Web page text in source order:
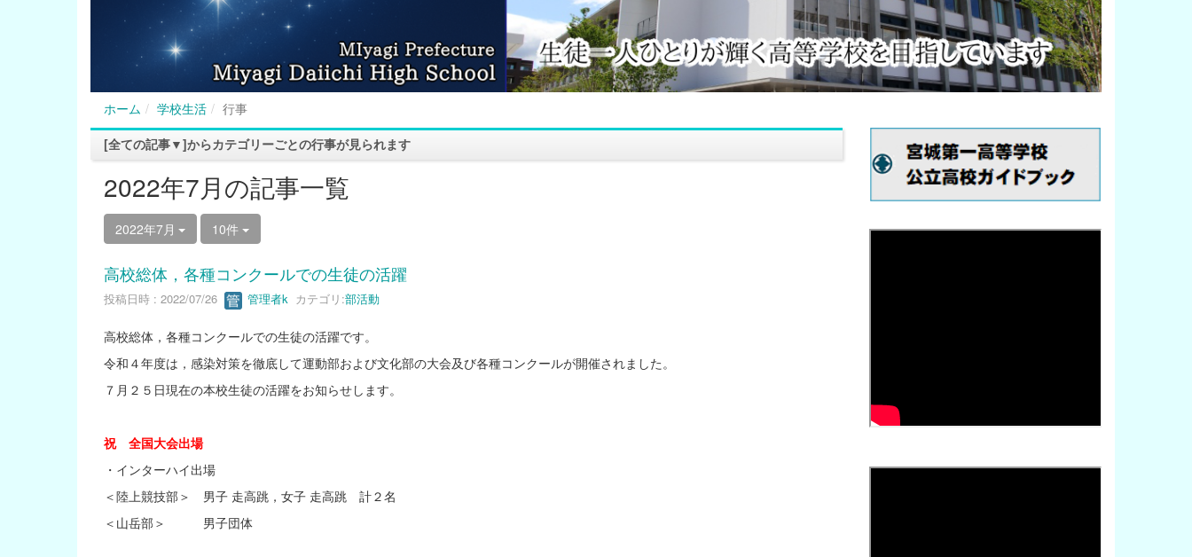
ホーム 学校生活
行事
[全ての記事▼]からカテゴリーごとの行事が見られます
2022年7月の記事一覧
2022年7月 10件
高校総体，各種コンクールでの生徒の活躍
投稿日時 : 2022/07/26 管理者k カテゴリ:部活動
高校総体，各種コンクールでの生徒の活躍です。
令和４年度は，感染対策を徹底して運動部および文化部の大会及び各種コンクールが開催されました。
７月２５日現在の本校生徒の活躍をお知らせします。
祝 全国大会出場
・インターハイ出場
＜陸上競技部＞ 男子 走高跳，女子 走高跳 計２名
＜山岳部＞ 男子団体